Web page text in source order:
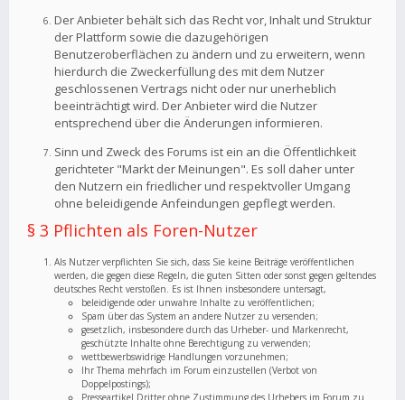
Der Anbieter behält sich das Recht vor, Inhalt und Struktur
der Plattform sowie die dazugehörigen
Benutzeroberflächen zu ändern und zu erweitern, wenn
hierdurch die Zweckerfüllung des mit dem Nutzer
geschlossenen Vertrags nicht oder nur unerheblich
beeinträchtigt wird. Der Anbieter wird die Nutzer
entsprechend über die Änderungen informieren.
Sinn und Zweck des Forums ist ein an die Öffentlichkeit
gerichteter "Markt der Meinungen". Es soll daher unter
den Nutzern ein friedlicher und respektvoller Umgang
ohne beleidigende Anfeindungen gepflegt werden.
§ 3 Pflichten als Foren-Nutzer
Als Nutzer verpflichten Sie sich, dass Sie keine Beiträge veröffentlichen
werden, die gegen diese Regeln, die guten Sitten oder sonst gegen geltendes
deutsches Recht verstoßen. Es ist Ihnen insbesondere untersagt,
beleidigende oder unwahre Inhalte zu veröffentlichen;
Spam über das System an andere Nutzer zu versenden;
gesetzlich, insbesondere durch das Urheber- und Markenrecht,
geschützte Inhalte ohne Berechtigung zu verwenden;
wettbewerbswidrige Handlungen vorzunehmen;
Ihr Thema mehrfach im Forum einzustellen (Verbot von
Doppelpostings);
Presseartikel Dritter ohne Zustimmung des Urhebers im Forum zu